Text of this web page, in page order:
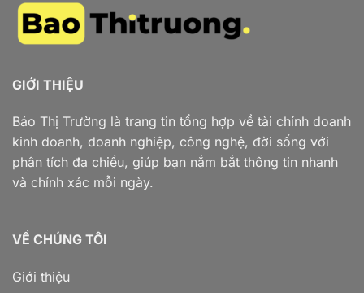
GIỚI THIỆU
Báo Thị Trường là trang tin tổng hợp về tài chính doanh
kinh doanh, doanh nghiệp, công nghệ, đời sống với
phân tích đa chiều, giúp bạn nắm bắt thông tin nhanh
và chính xác mỗi ngày.
VỀ CHÚNG TÔI
Giới thiệu